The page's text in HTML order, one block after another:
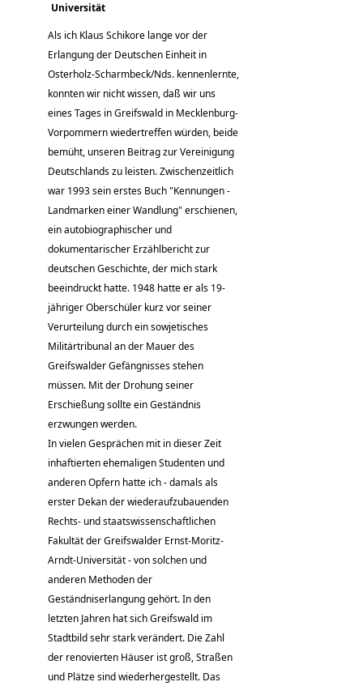
Universität
Als ich Klaus Schikore lange vor der
Erlangung der Deutschen Einheit in
Osterholz-Scharmbeck/Nds. kennenlernte,
konnten wir nicht wissen, daß wir uns
eines Tages in Greifswald in Mecklenburg-
Vorpommern wiedertreffen würden, beide
bemüht, unseren Beitrag zur Vereinigung
Deutschlands zu leisten. Zwischenzeitlich
war 1993 sein erstes Buch "Kennungen -
Landmarken einer Wandlung" erschienen,
ein autobiographischer und
dokumentarischer Erzählbericht zur
deutschen Geschichte, der mich stark
beeindruckt hatte. 1948 hatte er als 19-
jähriger Oberschüler kurz vor seiner
Verurteilung durch ein sowjetisches
Militärtribunal an der Mauer des
Greifswalder Gefängnisses stehen
müssen. Mit der Drohung seiner
Erschießung sollte ein Geständnis
erzwungen werden.
In vielen Gesprächen mit in dieser Zeit
inhaftierten ehemaligen Studenten und
anderen Opfern hatte ich - damals als
erster Dekan der wiederaufzubauenden
Rechts- und staatswissenschaftlichen
Fakultät der Greifswalder Ernst-Moritz-
Arndt-Universität - von solchen und
anderen Methoden der
Geständniserlangung gehört. In den
letzten Jahren hat sich Greifswald im
Stadtbild sehr stark verändert. Die Zahl
der renovierten Häuser ist groß, Straßen
und Plätze sind wiederhergestellt. Das